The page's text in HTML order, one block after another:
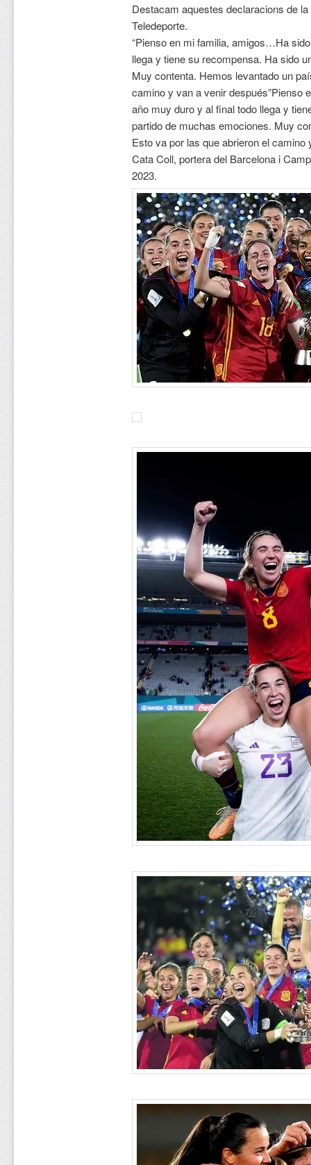
Destacam aquestes declaracions de
Teledeporte.
“Pienso en mi familia, amigos…Ha
llega y tiene su recompensa. Ha sido
Muy contenta. Hemos levantado un
camino y van a venir
año muy duro y al final todo llega y
partido de muchas emociones. Muy
Esto va por las que abrieron el camino
Cata Coll, portera del Barcelona i
2023.